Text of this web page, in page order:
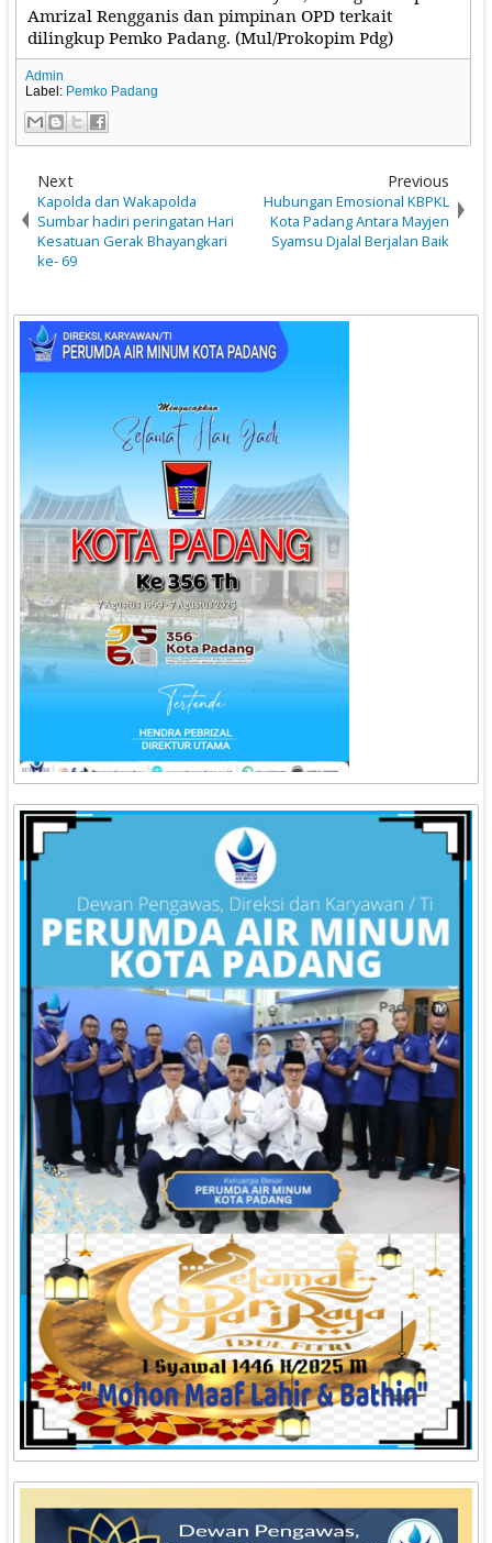
Amrizal Rengganis dan pimpinan OPD terkait
dilingkup Pemko Padang. (Mul/Prokopim Pdg)
Admin
Label: Pemko Padang
Next
Kapolda dan Wakapolda
Sumbar hadiri peringatan Hari
Kesatuan Gerak Bhayangkari
ke- 69
Previous
Hubungan Emosional KBPKL
Kota Padang Antara Mayjen
Syamsu Djalal Berjalan Baik